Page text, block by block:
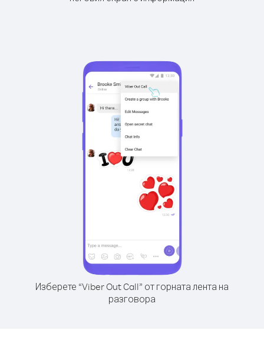
Изберете “Viber Out Call” от горната лента на
разговора